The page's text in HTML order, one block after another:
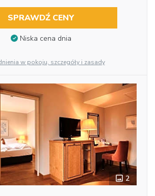
SPRAWDŹ CENY
Niska cena dnia
w pokoju, szczegóły i zasady
2